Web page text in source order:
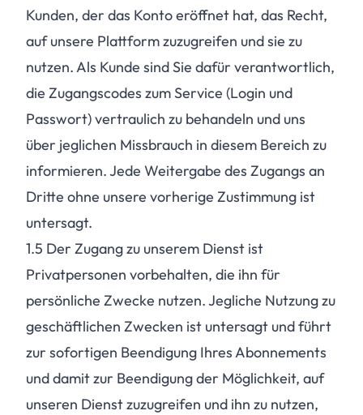
Kunden, der das Konto eröffnet hat, das Recht,
auf unsere Plattform zuzugreifen und sie zu
nutzen. Als Kunde sind Sie dafür verantwortlich,
die Zugangscodes zum Service (Login und
Passwort) vertraulich zu behandeln und uns
über jeglichen Missbrauch in diesem Bereich zu
informieren. Jede Weitergabe des Zugangs an
Dritte ohne unsere vorherige Zustimmung ist
untersagt.
1.5 Der Zugang zu unserem Dienst ist
Privatpersonen vorbehalten, die ihn für
persönliche Zwecke nutzen. Jegliche Nutzung zu
geschäftlichen Zwecken ist untersagt und führt
zur sofortigen Beendigung Ihres Abonnements
und damit zur Beendigung der Möglichkeit, auf
unseren Dienst zuzugreifen und ihn zu nutzen,